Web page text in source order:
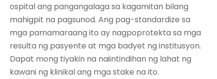
ospital ang pangangalaga sa kagamitan bilang
mahigpit na pagsunod. Ang pag-standardize sa
mga pamamaraang ito ay nagpoprotekta sa mga
resulta ng pasyente at mga badyet ng institusyon.
Dapat mong tiyakin na naiintindihan ng lahat ng
kawani ng klinikal ang mga stake na ito.